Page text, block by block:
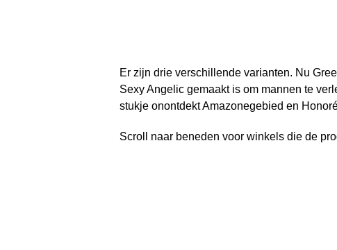
Er zijn drie verschillende varianten. Nu
Sexy Angelic gemaakt is om mannen te
stukje onontdekt Amazonegebied en
Scroll naar beneden voor winkels die de